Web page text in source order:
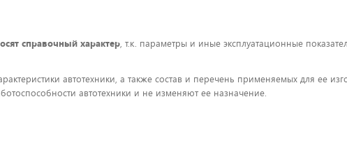
справочный характер, т.к. параметры и иные эксплуатационные
автотехники, а также состав и перечень применяемых для ее
автотехники и не изменяют ее назначение.